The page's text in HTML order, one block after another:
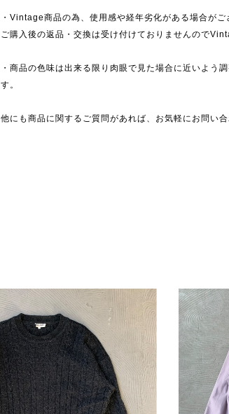
・Vintage商品の為、使用感や経年劣化がある場合がご
ご購入後の返品・交換は受け付けておりませんので
・商品の色味は出来る限り肉眼で見た場合に近いよう
す。
他にも商品に関するご質問があれば、お気軽にお問い